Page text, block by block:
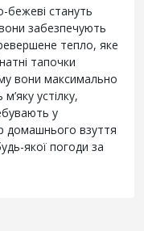
бежеві стануть
забезпечують
тепло, яке
тапочки
вони максимально
устілку,
у
домашнього взуття
якої погоди за